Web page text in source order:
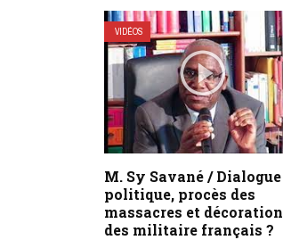
VIDÉOS
M. Sy Savané / Dialogue
politique, procès des
massacres et décoration
des militaire français ?